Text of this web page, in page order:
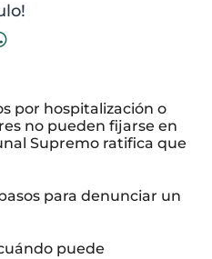
por hospitalización o
no pueden fijarse en
Supremo ratifica que
para denunciar un
puede